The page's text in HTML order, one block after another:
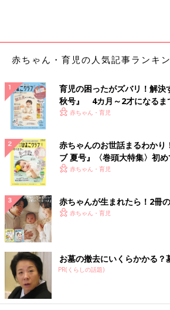
赤ちゃん・育児の人気記事ランキ
育児の困ったがズバリ！解決
秋号』 4カ月～2才になるま
いっぱい！
赤ちゃん・育児
赤ちゃんのお世話まるわかり
ブ 夏号』〈巻頭大特集〉初
く！ おっぱい・ミルクの基本
赤ちゃん・育児
赤ちゃんが生まれたら！2冊
赤ちゃん・育児
お墓の撤去にいくらかかる？
PR(くらしの話題)